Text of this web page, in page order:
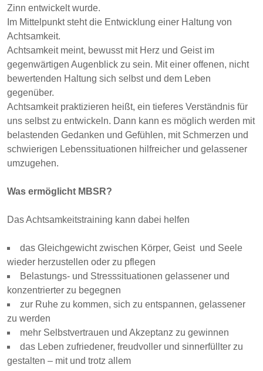
Zinn entwickelt wurde.
Im Mittelpunkt steht die Entwicklung einer Haltung von
Achtsamkeit.
Achtsamkeit meint, bewusst mit Herz und Geist im
gegenwärtigen Augenblick zu sein. Mit einer offenen, nicht
bewertenden Haltung sich selbst und dem Leben
gegenüber.
Achtsamkeit praktizieren heißt, ein tieferes Verständnis für
uns selbst zu entwickeln. Dann kann es möglich werden mit
belastenden Gedanken und Gefühlen, mit Schmerzen und
schwierigen Lebenssituationen hilfreicher und gelassener
umzugehen.
Was ermöglicht MBSR?
Das Achtsamkeitstraining kann dabei helfen
das Gleichgewicht zwischen Körper, Geist und Seele
wieder herzustellen oder zu pflegen
Belastungs- und Stresssituationen gelassener und
konzentrierter zu begegnen
zur Ruhe zu kommen, sich zu entspannen, gelassener
zu werden
mehr Selbstvertrauen und Akzeptanz zu gewinnen
das Leben zufriedener, freudvoller und sinnerfüllter zu
gestalten – mit und trotz allem